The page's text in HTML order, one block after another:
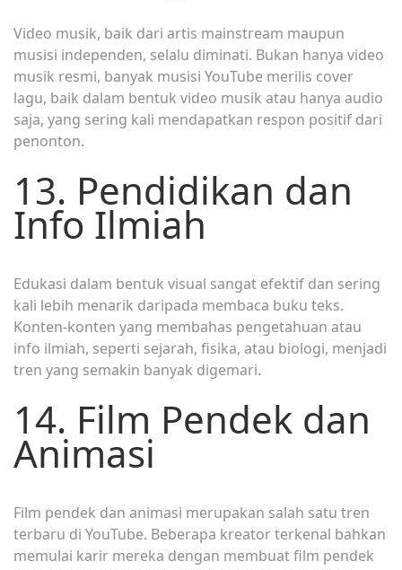
Video musik, baik dari artis mainstream maupun
musisi independen, selalu diminati. Bukan hanya video
musik resmi, banyak musisi YouTube merilis cover
lagu, baik dalam bentuk video musik atau hanya audio
saja, yang sering kali mendapatkan respon positif dari
penonton.
13. Pendidikan dan
Info Ilmiah
Edukasi dalam bentuk visual sangat efektif dan sering
kali lebih menarik daripada membaca buku teks.
Konten-konten yang membahas pengetahuan atau
info ilmiah, seperti sejarah, fisika, atau biologi, menjadi
tren yang semakin banyak digemari.
14. Film Pendek dan
Animasi
Film pendek dan animasi merupakan salah satu tren
terbaru di YouTube. Beberapa kreator terkenal bahkan
memulai karir mereka dengan membuat film pendek